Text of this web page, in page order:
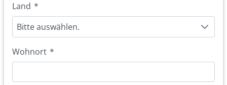
Land *
Bitte auswählen.
Wohnort *